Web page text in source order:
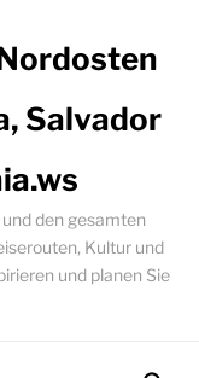
Salvador
den gesamten
Kultur und
und planen Sie